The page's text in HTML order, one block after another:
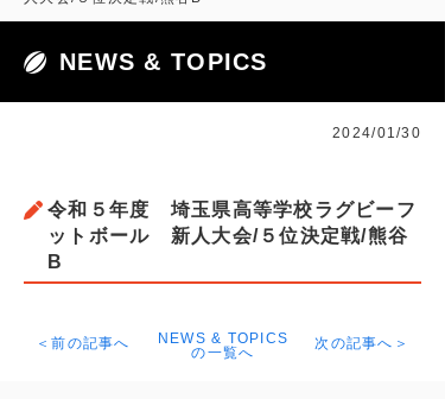
NEWS & TOPICS
2024/01/30
令和５年度 埼玉県高等学校ラグビーフ
ットボール 新人大会/５位決定戦/熊谷
B
＜前の記事へ
NEWS & TOPICS
の一覧へ
次の記事へ＞